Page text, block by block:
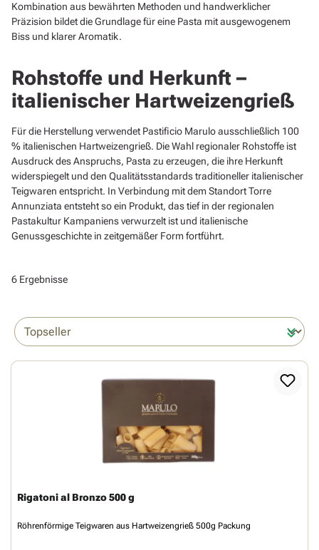
Kombination aus bewährten Methoden und handwerklicher
Präzision bildet die Grundlage für eine Pasta mit ausgewogenem
Biss und klarer Aromatik.
Rohstoffe und Herkunft –
italienischer Hartweizengrieß
Für die Herstellung verwendet Pastificio Marulo ausschließlich 100
% italienischen Hartweizengrieß. Die Wahl regionaler Rohstoffe ist
Ausdruck des Anspruchs, Pasta zu erzeugen, die ihre Herkunft
widerspiegelt und den Qualitätsstandards traditioneller italienischer
Teigwaren entspricht. In Verbindung mit dem Standort Torre
Annunziata entsteht so ein Produkt, das tief in der regionalen
Pastakultur Kampaniens verwurzelt ist und italienische
Genussgeschichte in zeitgemäßer Form fortführt.
6 Ergebnisse
Rigatoni al Bronzo 500 g
Röhrenförmige Teigwaren aus Hartweizengrieß 500g Packung